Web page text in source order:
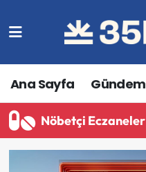
Ana Sayfa Gündem
Nöbetçi Eczaneler